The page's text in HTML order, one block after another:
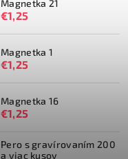
Magnetka 21
€1,25
Magnetka 1
€1,25
Magnetka 16
€1,25
Pero s gravírovaním 200
a viac kusov